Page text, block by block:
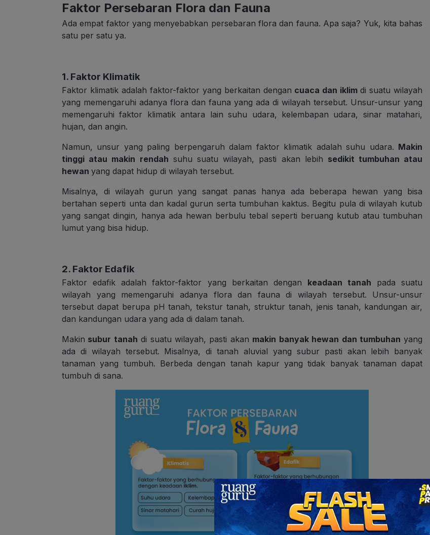
Faktor Persebaran Flora dan Fauna
Ada empat faktor yang menyebabkan persebaran flora dan fauna. Apa saja? Yuk, kita bahas
satu per satu ya.
1. Faktor Klimatik
Faktor klimatik adalah faktor-faktor yang berkaitan dengan cuaca dan iklimdi suatu wilayah
yang memengaruhi adanya flora dan fauna yang ada di wilayah tersebut. Unsur-unsur yang
memengaruhi faktor klimatik antara lain suhu udara, kelembapan udara, sinar matahari,
hujan, dan angin.
Namun, unsur yang paling berpengaruh dalam faktor klimatik adalah suhu udara. Makin
tinggi atau makin rendah suhu suatu wilayah, pasti akan lebih sedikit tumbuhan atau
hewan yang dapat hidup di wilayah tersebut.
Misalnya, di wilayah gurun yang sangat panas hanya ada beberapa hewan yang bisa
bertahan seperti unta dan kadal gurun serta tumbuhan kaktus. Begitu pula di wilayah kutub
yang sangat dingin, hanya ada hewan berbulu tebal seperti beruang kutub atau tumbuhan
lumut yang bisa hidup.
2. Faktor Edafik
Faktor edafik adalah faktor-faktor yang berkaitan dengan keadaan tanah pada suatu
wilayah yang memengaruhi adanya flora dan fauna di wilayah tersebut. Unsur-unsur
tersebut dapat berupa pH tanah, tekstur tanah, struktur tanah, jenis tanah, kandungan air,
dan kandungan udara yang ada di dalam tanah.
Makin subur tanah di suatu wilayah, pasti akan makin banyak hewan dan tumbuhan yang
ada di wilayah tersebut. Misalnya, di tanah aluvial yang subur pasti akan lebih banyak
tanaman yang tumbuh. Berbeda dengan tanah kapur yang tidak banyak tanaman dapat
tumbuh di sana.